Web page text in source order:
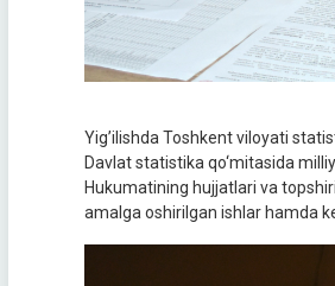
Yig’ilishda Toshkent viloyati
Davlat statistika qo‘mitasida
Hukumatining hujjatlari va
amalga oshirilgan ishlar hamda